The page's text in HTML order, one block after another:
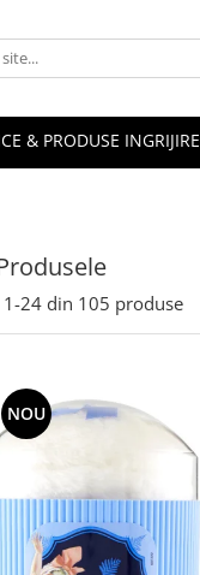
& PRODUSE
1-24 din 105 produse
NOU